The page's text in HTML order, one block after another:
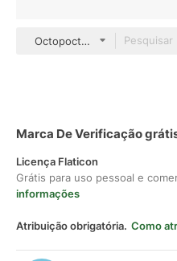
Octopocto Flat
Marca De Verificação
Licença Flaticon
Grátis para uso pessoal e
informações
Atribuição obrigatória. Como